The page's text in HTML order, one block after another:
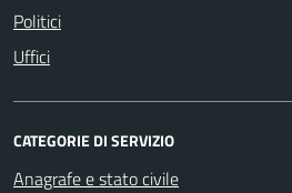
Politici
Uffici
CATEGORIE DI SERVIZIO
Anagrafe e stato civile